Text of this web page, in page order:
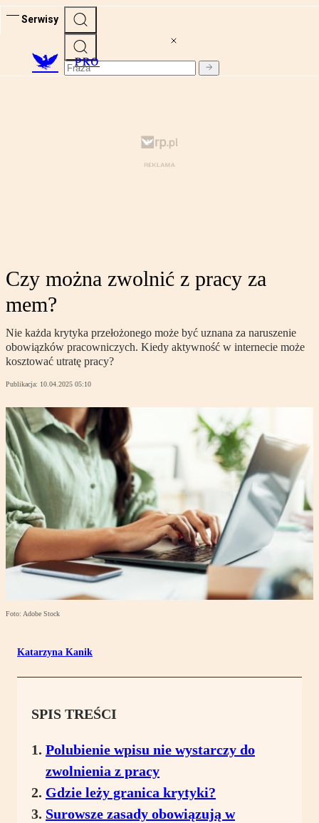
Serwisy
PRO
Czy można zwolnić z pracy za
mem?
Nie każda krytyka przełożonego może być uznana za naruszenie
obowiązków pracowniczych. Kiedy aktywność w internecie może
kosztować utratę pracy?
Publikacja: 10.04.2025 05:10
Foto: Adobe Stock
Katarzyna Kanik
SPIS TREŚCI
Polubienie wpisu nie wystarczy do
zwolnienia z pracy
Gdzie leży granica krytyki?
Surowsze zasady obowiązują w